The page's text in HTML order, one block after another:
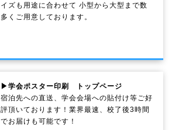
イズも用途に合わせて 小型から大型まで数
多くご用意しております。
▶学会ポスター印刷 トップページ
宿泊先への直送、学会会場への貼付け等ご好
評頂いております！業界最速、校了後3時間
でお届けも可能です！